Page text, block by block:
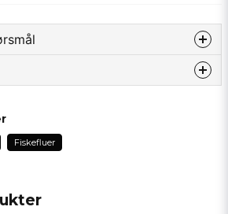
om dette produktet...
Fiskefluer